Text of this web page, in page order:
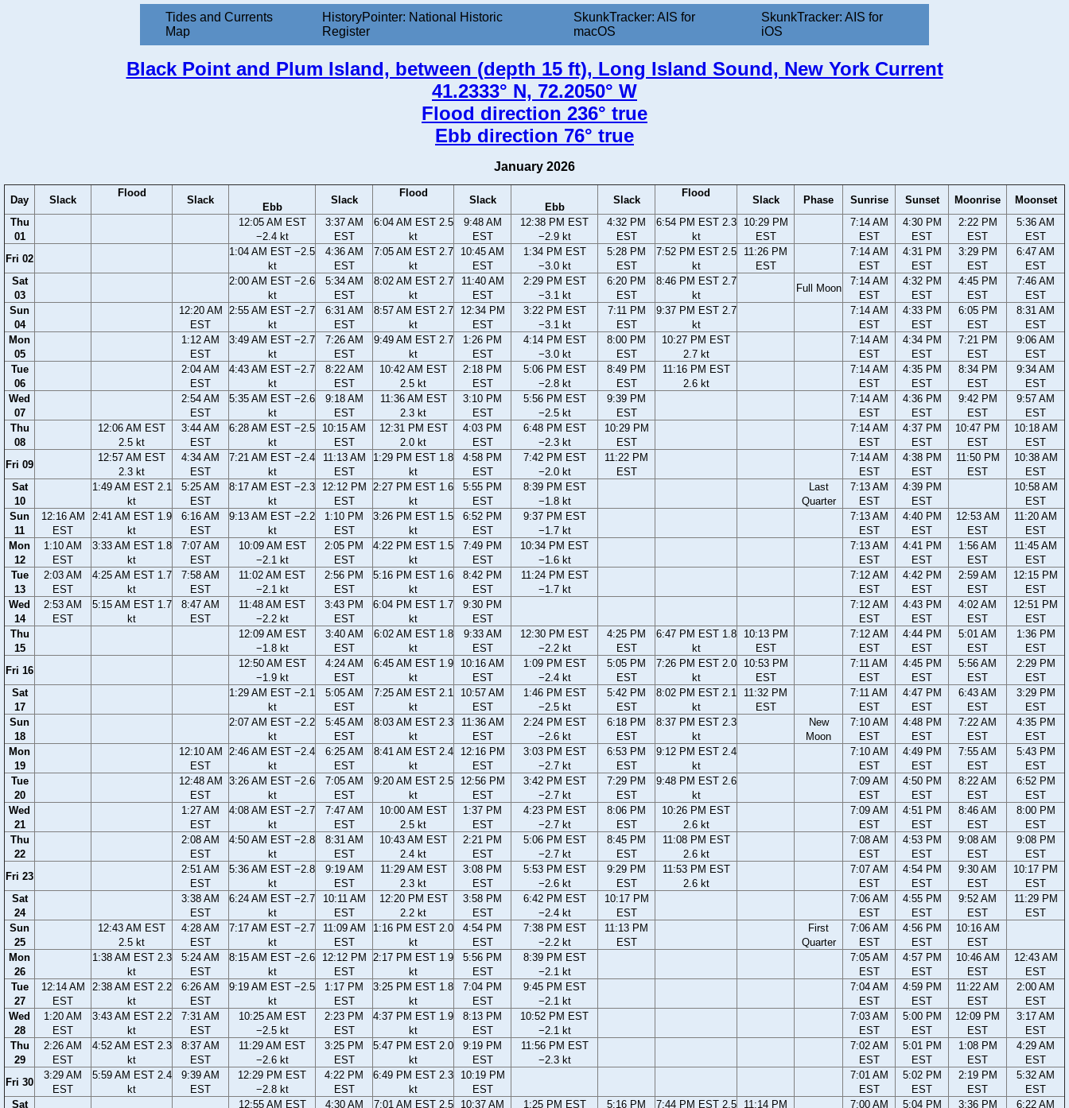
Tides and Currents
Map
HistoryPointer: National Historic
Register
SkunkTracker: AIS for
macOS
SkunkTracker: AIS for
iOS
Black Point and Plum Island, between (depth 15 ft), Long Island Sound, New York Current
41.2333° N, 72.2050° W
Flood direction 236° true
Ebb direction 76° true
January 2026
Day Slack
Flood
Slack
Ebb
Slack
Flood
Slack
Ebb
Slack
Flood
Slack Phase Sunrise Sunset Moonrise
Moonset
Thu
01
12:05 AM EST
−2.4 kt
3:37 AM
EST
6:04 AM EST 2.5
kt
9:48 AM
EST
12:38 PM EST
−2.9 kt
4:32 PM
EST
6:54 PM EST 2.3
kt
10:29 PM
EST
7:14 AM
EST
4:30 PM
EST
2:22 PM
EST
5:36 AM
EST
Fri 02
1:04 AM EST −2.5
kt
4:36 AM
EST
7:05 AM EST 2.7
kt
10:45 AM
EST
1:34 PM EST
−3.0 kt
5:28 PM
EST
7:52 PM EST 2.5
kt
11:26 PM
EST
7:14 AM
EST
4:31 PM
EST
3:29 PM
EST
6:47 AM
EST
Sat
03
2:00 AM EST −2.6
kt
5:34 AM
EST
8:02 AM EST 2.7
kt
11:40 AM
EST
2:29 PM EST
−3.1 kt
6:20 PM
EST
8:46 PM EST 2.7
kt
Full Moon
7:14 AM
EST
4:32 PM
EST
4:45 PM
EST
7:46 AM
EST
Sun
04
12:20 AM
EST
2:55 AM EST −2.7
kt
6:31 AM
EST
8:57 AM EST 2.7
kt
12:34 PM
EST
3:22 PM EST
−3.1 kt
7:11 PM
EST
9:37 PM EST 2.7
kt
7:14 AM
EST
4:33 PM
EST
6:05 PM
EST
8:31 AM
EST
Mon
05
1:12 AM
EST
3:49 AM EST −2.7
kt
7:26 AM
EST
9:49 AM EST 2.7
kt
1:26 PM
EST
4:14 PM EST
−3.0 kt
8:00 PM
EST
10:27 PM EST
2.7 kt
7:14 AM
EST
4:34 PM
EST
7:21 PM
EST
9:06 AM
EST
Tue
06
2:04 AM
EST
4:43 AM EST −2.7
kt
8:22 AM
EST
10:42 AM EST
2.5 kt
2:18 PM
EST
5:06 PM EST
−2.8 kt
8:49 PM
EST
11:16 PM EST
2.6 kt
7:14 AM
EST
4:35 PM
EST
8:34 PM
EST
9:34 AM
EST
Wed
07
2:54 AM
EST
5:35 AM EST −2.6
kt
9:18 AM
EST
11:36 AM EST
2.3 kt
3:10 PM
EST
5:56 PM EST
−2.5 kt
9:39 PM
EST
7:14 AM
EST
4:36 PM
EST
9:42 PM
EST
9:57 AM
EST
Thu
08
12:06 AM EST
2.5 kt
3:44 AM
EST
6:28 AM EST −2.5
kt
10:15 AM
EST
12:31 PM EST
2.0 kt
4:03 PM
EST
6:48 PM EST
−2.3 kt
10:29 PM
EST
7:14 AM
EST
4:37 PM
EST
10:47 PM
EST
10:18 AM
EST
Fri 09
12:57 AM EST
2.3 kt
4:34 AM
EST
7:21 AM EST −2.4
kt
11:13 AM
EST
1:29 PM EST 1.8
kt
4:58 PM
EST
7:42 PM EST
−2.0 kt
11:22 PM
EST
7:14 AM
EST
4:38 PM
EST
11:50 PM
EST
10:38 AM
EST
Sat
10
1:49 AM EST 2.1
kt
5:25 AM
EST
8:17 AM EST −2.3
kt
12:12 PM
EST
2:27 PM EST 1.6
kt
5:55 PM
EST
8:39 PM EST
−1.8 kt
Last
Quarter
7:13 AM
EST
4:39 PM
EST
10:58 AM
EST
Sun
11
12:16 AM
EST
2:41 AM EST 1.9
kt
6:16 AM
EST
9:13 AM EST −2.2
kt
1:10 PM
EST
3:26 PM EST 1.5
kt
6:52 PM
EST
9:37 PM EST
−1.7 kt
7:13 AM
EST
4:40 PM
EST
12:53 AM
EST
11:20 AM
EST
Mon
12
1:10 AM
EST
3:33 AM EST 1.8
kt
7:07 AM
EST
10:09 AM EST
−2.1 kt
2:05 PM
EST
4:22 PM EST 1.5
kt
7:49 PM
EST
10:34 PM EST
−1.6 kt
7:13 AM
EST
4:41 PM
EST
1:56 AM
EST
11:45 AM
EST
Tue
13
2:03 AM
EST
4:25 AM EST 1.7
kt
7:58 AM
EST
11:02 AM EST
−2.1 kt
2:56 PM
EST
5:16 PM EST 1.6
kt
8:42 PM
EST
11:24 PM EST
−1.7 kt
7:12 AM
EST
4:42 PM
EST
2:59 AM
EST
12:15 PM
EST
Wed
14
2:53 AM
EST
5:15 AM EST 1.7
kt
8:47 AM
EST
11:48 AM EST
−2.2 kt
3:43 PM
EST
6:04 PM EST 1.7
kt
9:30 PM
EST
7:12 AM
EST
4:43 PM
EST
4:02 AM
EST
12:51 PM
EST
Thu
15
12:09 AM EST
−1.8 kt
3:40 AM
EST
6:02 AM EST 1.8
kt
9:33 AM
EST
12:30 PM EST
−2.2 kt
4:25 PM
EST
6:47 PM EST 1.8
kt
10:13 PM
EST
7:12 AM
EST
4:44 PM
EST
5:01 AM
EST
1:36 PM
EST
Fri 16
12:50 AM EST
−1.9 kt
4:24 AM
EST
6:45 AM EST 1.9
kt
10:16 AM
EST
1:09 PM EST
−2.4 kt
5:05 PM
EST
7:26 PM EST 2.0
kt
10:53 PM
EST
7:11 AM
EST
4:45 PM
EST
5:56 AM
EST
2:29 PM
EST
Sat
17
1:29 AM EST −2.1
kt
5:05 AM
EST
7:25 AM EST 2.1
kt
10:57 AM
EST
1:46 PM EST
−2.5 kt
5:42 PM
EST
8:02 PM EST 2.1
kt
11:32 PM
EST
7:11 AM
EST
4:47 PM
EST
6:43 AM
EST
3:29 PM
EST
Sun
18
2:07 AM EST −2.2
kt
5:45 AM
EST
8:03 AM EST 2.3
kt
11:36 AM
EST
2:24 PM EST
−2.6 kt
6:18 PM
EST
8:37 PM EST 2.3
kt
New
Moon
7:10 AM
EST
4:48 PM
EST
7:22 AM
EST
4:35 PM
EST
Mon
19
12:10 AM
EST
2:46 AM EST −2.4
kt
6:25 AM
EST
8:41 AM EST 2.4
kt
12:16 PM
EST
3:03 PM EST
−2.7 kt
6:53 PM
EST
9:12 PM EST 2.4
kt
7:10 AM
EST
4:49 PM
EST
7:55 AM
EST
5:43 PM
EST
Tue
20
12:48 AM
EST
3:26 AM EST −2.6
kt
7:05 AM
EST
9:20 AM EST 2.5
kt
12:56 PM
EST
3:42 PM EST
−2.7 kt
7:29 PM
EST
9:48 PM EST 2.6
kt
7:09 AM
EST
4:50 PM
EST
8:22 AM
EST
6:52 PM
EST
Wed
21
1:27 AM
EST
4:08 AM EST −2.7
kt
7:47 AM
EST
10:00 AM EST
2.5 kt
1:37 PM
EST
4:23 PM EST
−2.7 kt
8:06 PM
EST
10:26 PM EST
2.6 kt
7:09 AM
EST
4:51 PM
EST
8:46 AM
EST
8:00 PM
EST
Thu
22
2:08 AM
EST
4:50 AM EST −2.8
kt
8:31 AM
EST
10:43 AM EST
2.4 kt
2:21 PM
EST
5:06 PM EST
−2.7 kt
8:45 PM
EST
11:08 PM EST
2.6 kt
7:08 AM
EST
4:53 PM
EST
9:08 AM
EST
9:08 PM
EST
Fri 23
2:51 AM
EST
5:36 AM EST −2.8
kt
9:19 AM
EST
11:29 AM EST
2.3 kt
3:08 PM
EST
5:53 PM EST
−2.6 kt
9:29 PM
EST
11:53 PM EST
2.6 kt
7:07 AM
EST
4:54 PM
EST
9:30 AM
EST
10:17 PM
EST
Sat
24
3:38 AM
EST
6:24 AM EST −2.7
kt
10:11 AM
EST
12:20 PM EST
2.2 kt
3:58 PM
EST
6:42 PM EST
−2.4 kt
10:17 PM
EST
7:06 AM
EST
4:55 PM
EST
9:52 AM
EST
11:29 PM
EST
Sun
25
12:43 AM EST
2.5 kt
4:28 AM
EST
7:17 AM EST −2.7
kt
11:09 AM
EST
1:16 PM EST 2.0
kt
4:54 PM
EST
7:38 PM EST
−2.2 kt
11:13 PM
EST
First
Quarter
7:06 AM
EST
4:56 PM
EST
10:16 AM
EST
Mon
26
1:38 AM EST 2.3
kt
5:24 AM
EST
8:15 AM EST −2.6
kt
12:12 PM
EST
2:17 PM EST 1.9
kt
5:56 PM
EST
8:39 PM EST
−2.1 kt
7:05 AM
EST
4:57 PM
EST
10:46 AM
EST
12:43 AM
EST
Tue
27
12:14 AM
EST
2:38 AM EST 2.2
kt
6:26 AM
EST
9:19 AM EST −2.5
kt
1:17 PM
EST
3:25 PM EST 1.8
kt
7:04 PM
EST
9:45 PM EST
−2.1 kt
7:04 AM
EST
4:59 PM
EST
11:22 AM
EST
2:00 AM
EST
Wed
28
1:20 AM
EST
3:43 AM EST 2.2
kt
7:31 AM
EST
10:25 AM EST
−2.5 kt
2:23 PM
EST
4:37 PM EST 1.9
kt
8:13 PM
EST
10:52 PM EST
−2.1 kt
7:03 AM
EST
5:00 PM
EST
12:09 PM
EST
3:17 AM
EST
Thu
29
2:26 AM
EST
4:52 AM EST 2.3
kt
8:37 AM
EST
11:29 AM EST
−2.6 kt
3:25 PM
EST
5:47 PM EST 2.0
kt
9:19 PM
EST
11:56 PM EST
−2.3 kt
7:02 AM
EST
5:01 PM
EST
1:08 PM
EST
4:29 AM
EST
Fri 30
3:29 AM
EST
5:59 AM EST 2.4
kt
9:39 AM
EST
12:29 PM EST
−2.8 kt
4:22 PM
EST
6:49 PM EST 2.3
kt
10:19 PM
EST
7:01 AM
EST
5:02 PM
EST
2:19 PM
EST
5:32 AM
EST
Sat
12:55 AM EST
4:30 AM
7:01 AM EST 2.5
10:37 AM
1:25 PM EST
5:16 PM
7:44 PM EST 2.5
11:14 PM
7:00 AM
5:04 PM
3:36 PM
6:22 AM